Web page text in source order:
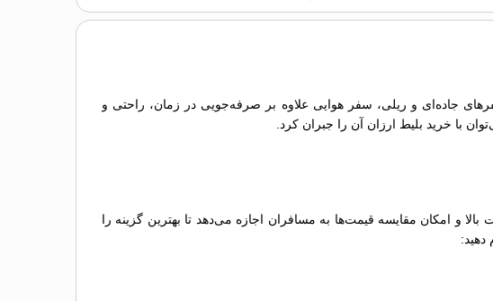
جاده‌ای و ریلی، سفر هوایی علاوه بر صرفه‌جویی در زمان، راحتی و
با خرید بلیط ارزان آن را جبران کرد.
امکان مقایسه قیمت‌ها به مسافران اجازه می‌دهد تا بهترین گزینه را
دهید: